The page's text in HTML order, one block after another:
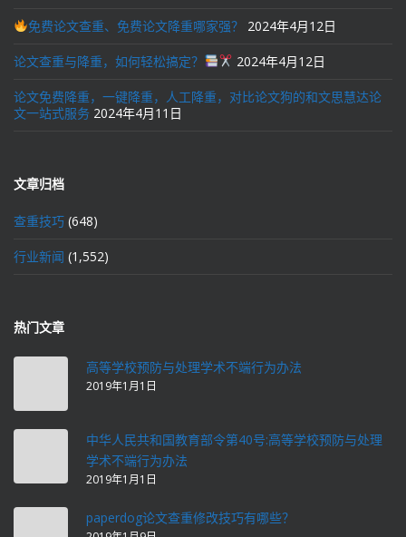
免费论文查重、免费论文降重哪家强？ 2024年4月12日
论文查重与降重，如何轻松搞定？ 2024年4月12日
论文免费降重，一键降重，人工降重，对比论文狗的和文思慧达论
文一站式服务 2024年4月11日
文章归档
查重技巧 (648)
行业新闻 (1,552)
热门文章
高等学校预防与处理学术不端行为办法
2019年1月1日
中华人民共和国教育部令第40号:高等学校预防与处理
学术不端行为办法
2019年1月1日
paperdog论文查重修改技巧有哪些？